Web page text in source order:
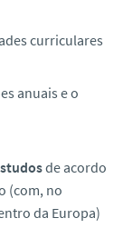
curriculares
anuais e o
de acordo
(com, no
da Europa)